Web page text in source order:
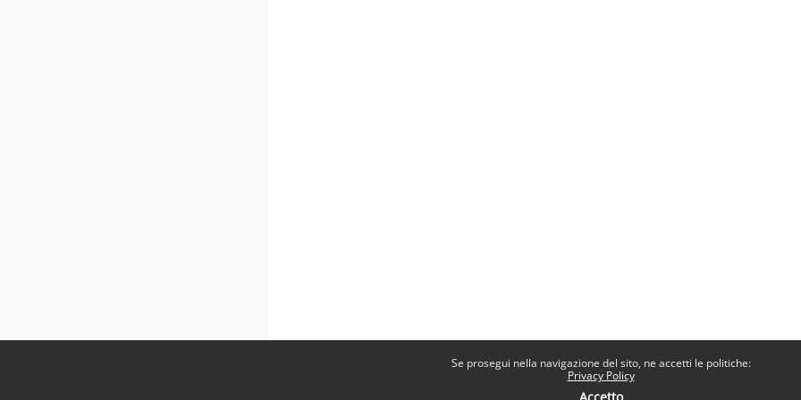
Se prosegui nella navigazione del sito, ne accetti le politiche:
Privacy Policy